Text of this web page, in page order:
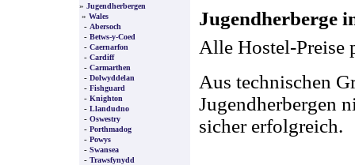
» Jugendherbergen
» Wales
- Abersoch
- Betws-y-Coed
- Caernarfon
- Cardiff
- Carmarthen
- Dolwyddelan
- Fishguard
- Knighton
- Llandudno
- Oswestry
- Porthmadog
- Powys
- Swansea
- Trawsfynydd
Jugendherberge
Alle Hostel-Preise
Aus technischen
Jugendherbergen
sicher erfolgreich.